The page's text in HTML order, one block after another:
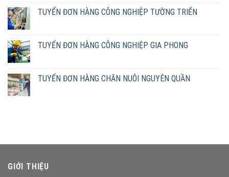
TUYỂN ĐƠN HÀNG CÔNG NGHIỆP TƯỜNG TRIỂN
TUYỂN ĐƠN HÀNG CÔNG NGHIỆP GIA PHONG
TUYỂN ĐƠN HÀNG CHĂN NUÔI NGUYÊN QUẦN
GIỚI THIỆU